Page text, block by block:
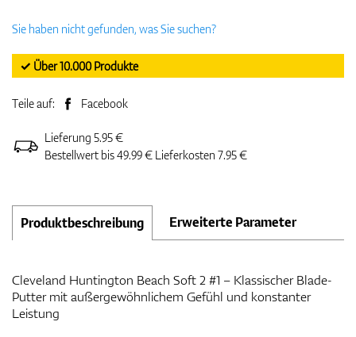
Sie haben nicht gefunden, was Sie suchen?
✓ Über 10.000 Produkte
Teile auf: Facebook
Lieferung 5.95 €
Bestellwert bis 49.99 € Lieferkosten 7.95 €
Produktbeschreibung Erweiterte Parameter
Cleveland Huntington Beach Soft 2 #1 – Klassischer Blade-
Putter mit außergewöhnlichem Gefühl und konstanter
Leistung